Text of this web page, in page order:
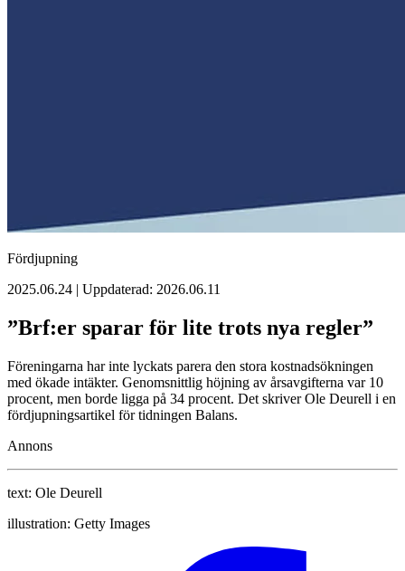
Fördjupning
2025.06.24 | Uppdaterad: 2026.06.11
”Brf:er sparar för lite trots nya regler”
Föreningarna har inte lyckats parera den stora kostnadsökningen
med ökade intäkter. Genomsnittlig höjning av årsavgifterna var 10
procent, men borde ligga på 34 procent. Det skriver Ole Deurell i en
fördjupningsartikel för tidningen Balans.
Annons
text: Ole Deurell
illustration: Getty Images